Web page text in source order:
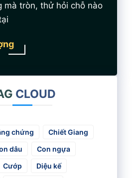
mà tròn, thử hỏi chỗ nào
CLOUD
chứng
Chiết Giang
dâu
Con ngựa
Cướp
Diệu kế